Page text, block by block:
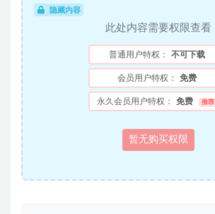
隐藏内容
此处内容需要权限查看
普通用户特权： 不可下载
会员用户特权： 免费
永久会员用户特权： 免费 推荐
暂无购买权限